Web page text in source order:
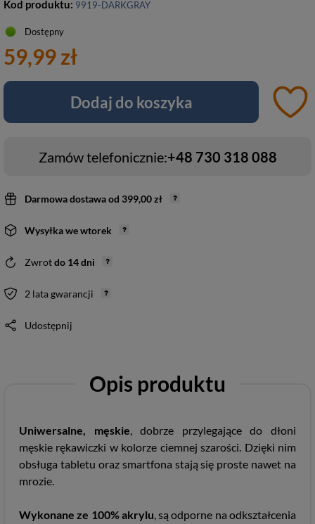
Kod produktu: 9919-DARKGRAY
Dostępny
59,99 zł
Dodaj do koszyka
Zamów telefonicznie:+48 730 318 088
Darmowa dostawaod 399,00 zł
Wysyłkawe wtorek
Zwrotdo 14dni
2 lata gwarancji
Udostępnij
Opis produktu
Uniwersalne, męskie, dobrze przylegające do dłoni
męskie rękawiczki w kolorze ciemnej szarości. Dzięki nim
obsługa tabletu oraz smartfona stają się proste nawet na
mrozie.
Wykonane ze 100% akrylu, są odporne na odkształcenia